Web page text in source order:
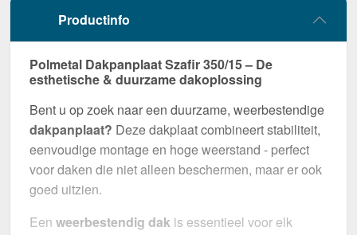
Productinfo
Polmetal Dakpanplaat Szafir 350/15 – De
esthetische & duurzame dakoplossing
Bent u op zoek naar een duurzame, weerbestendige
dakpanplaat? Deze dakplaat combineert stabiliteit,
eenvoudige montage en hoge weerstand - perfect
voor daken die niet alleen beschermen, maar er ook
goed uitzien.
Een weerbestendig dak is essentieel voor elk